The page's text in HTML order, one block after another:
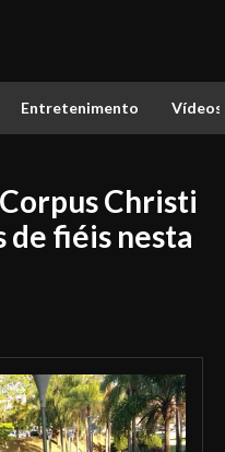
Entretenimento Vídeos
Christi
fiéis nesta